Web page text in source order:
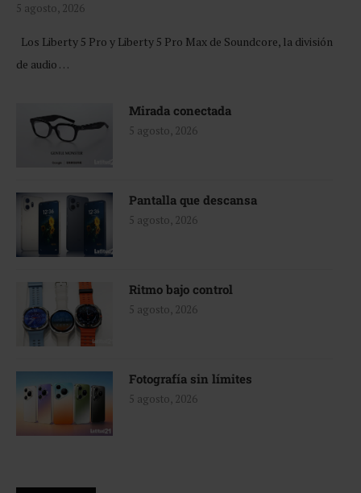
5 agosto, 2026
Los Liberty 5 Pro y Liberty 5 Pro Max de Soundcore, la división
de audio …
Mirada conectada
5 agosto, 2026
Pantalla que descansa
5 agosto, 2026
Ritmo bajo control
5 agosto, 2026
Fotografía sin límites
5 agosto, 2026